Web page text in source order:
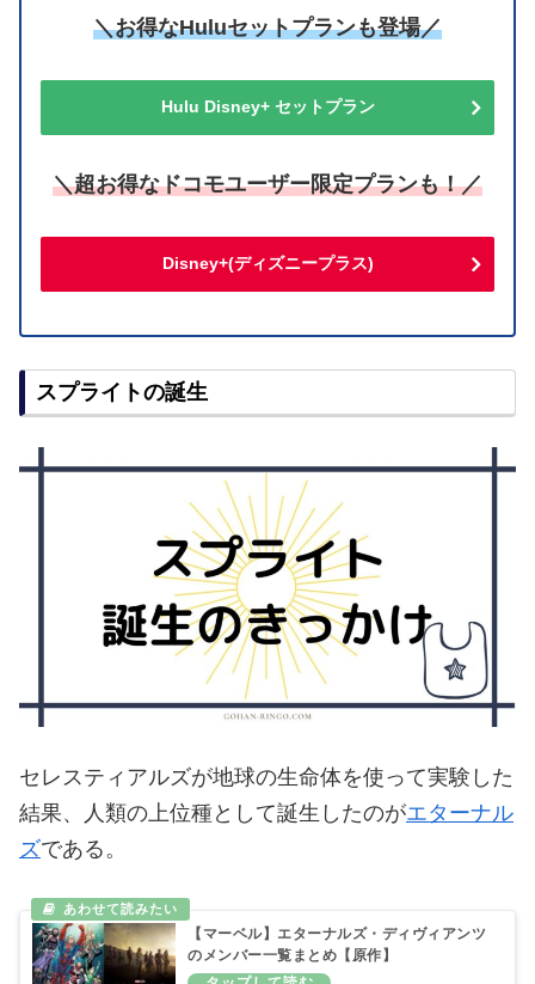
＼お得なHuluセットプランも登場／
Hulu Disney+ セットプラン
＼超お得なドコモユーザー限定プランも！／
Disney+(ディズニープラス)
スプライトの誕生
セレスティアルズが地球の生命体を使って実験した
結果、人類の上位種として誕生したのがエターナル
ズである。
【マーベル】エターナルズ・ディヴィアンツ
のメンバー一覧まとめ【原作】